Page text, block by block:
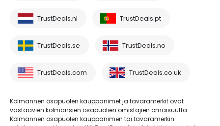
TrustDeals.nl TrustDeals.pt
TrustDeals.se TrustDeals.no
TrustDeals.com TrustDeals.co.uk
Kolmannen osapuolen kauppanimet ja tavaramerkit ovat
vastaavien kolmansien osapuolien omistajien omaisuutta.
Kolmannen osapuolen kauppanimen tai tavaramerkin